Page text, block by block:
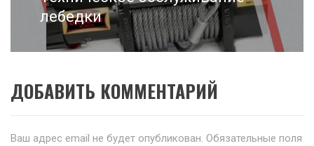
post:
лебедки
ДОБАВИТЬ КОММЕНТАРИЙ
Ваш адрес email не будет опубликован. Обязательные поля